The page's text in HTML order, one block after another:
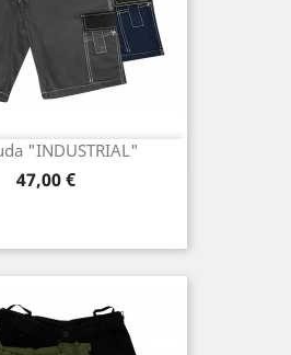
"INDUSTRIAL"
Preis
47,00 €